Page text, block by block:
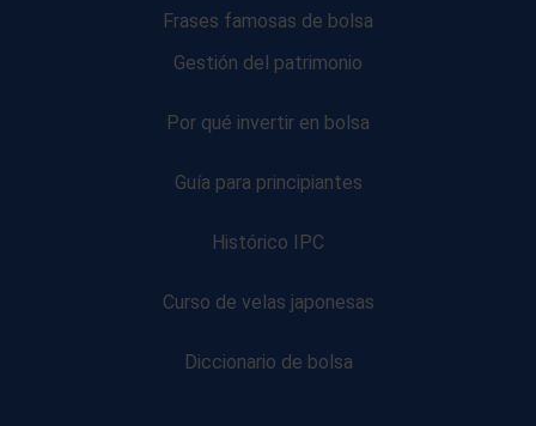
Frases famosas de bolsa
Gestión del patrimonio
Por qué invertir en bolsa
Guía para principiantes
Histórico IPC
Curso de velas japonesas
Diccionario de bolsa